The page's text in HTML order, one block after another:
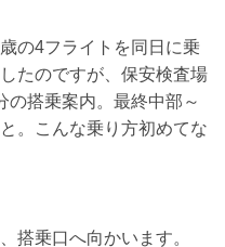
の4フライトを同日に乗
たのですが、保安検査場
の搭乗案内。最終中部～
。こんな乗り方初めてな
搭乗口へ向かいます。